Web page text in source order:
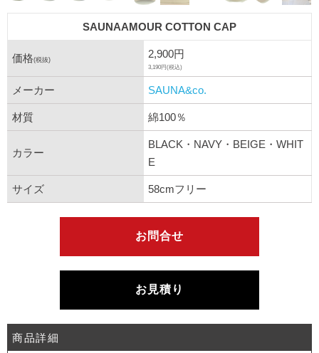
SAUNAAMOUR COTTON CAP
価格(税抜) 2,900円
3,190円(税込)
メーカー SAUNA&co.
材質 綿100％
カラー
BLACK・NAVY・BEIGE・WHIT
E
サイズ 58cmフリー
お問合せ
お見積り
商品詳細